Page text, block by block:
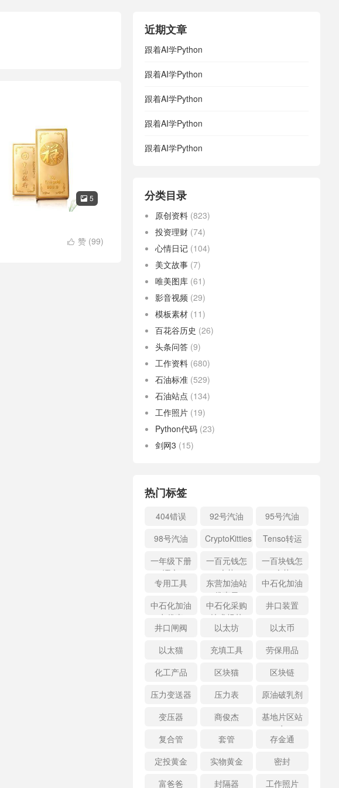
 5
 赞 (99)
近期文章
跟着AI学Python
跟着AI学Python
跟着AI学Python
跟着AI学Python
跟着AI学Python
分类目录
原创资料 (823)
投资理财 (74)
心情日记 (104)
美文故事 (7)
唯美图库 (61)
影音视频 (29)
模板素材 (11)
百花谷历史 (26)
头条问答 (9)
工作资料 (680)
石油标准 (529)
石油站点 (134)
工作照片 (19)
Python代码 (23)
剑网3 (15)
热门标签
404错误 92号汽油
95号汽油
98号汽油
CryptoKitties
Tenso转运
一年级下册
语文
一百元钱怎
么花
一百块钱怎
么花
专用工具
东营加油站
优惠日
中石化加油
中石化加油
卡优惠
中石化采购
技术规范
井口装置
井口闸阀
以太坊
以太币
以太猫
充填工具
劳保用品
化工产品
区块猫
区块链
压力变送器
压力表
原油破乳剂
变压器
商俊杰
基地片区站
点
复合管
套管
存金通
定投黄金
实物黄金
密封
富爸爸
封隔器 工作照片